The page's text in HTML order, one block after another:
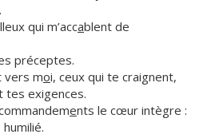
qui m’accablent de
préceptes.
vers moi, ceux qui te craignent,
tes exigences.
ents le cœur intègre :
humilié.